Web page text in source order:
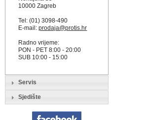
10000 Zagreb
Tel: (01) 3098-490
E-mail:prodaja@protis.hr
Radno vrijeme:
PON - PET 8:00 - 20:00
SUB 10:00 - 15:00
Servis
Sjedište